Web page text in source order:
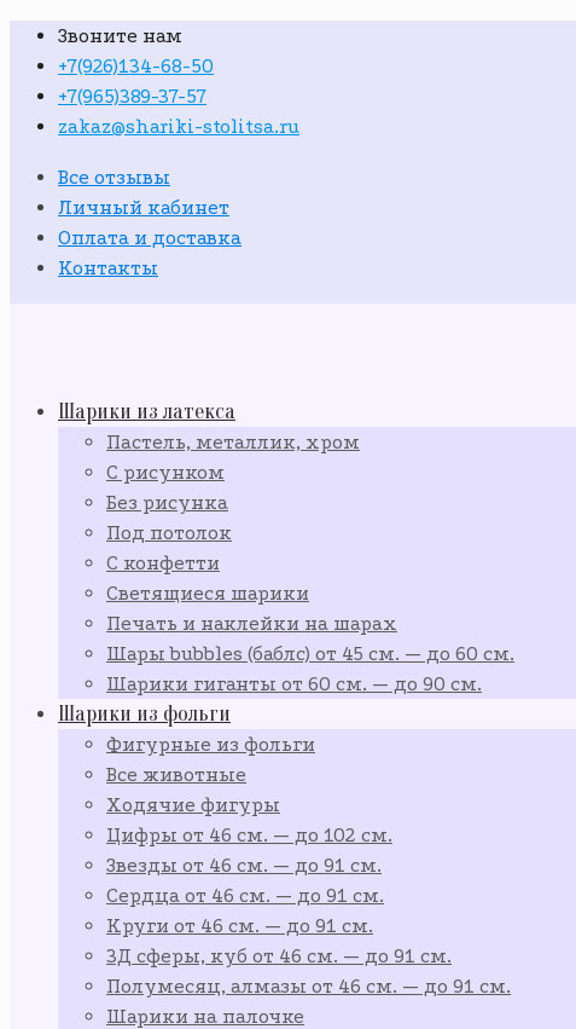
Звоните нам
+7(926)134-68-50
+7(965)389-37-57
zakaz@shariki-stolitsa.ru
Все отзывы
Личный кабинет
Оплата и доставка
Контакты
Шарики из латекса
Пастель, металлик, хром
С рисунком
Без рисунка
Под потолок
С конфетти
Светящиеся шарики
Печать и наклейки на шарах
Шары bubbles (баблс) от 45 см. — до 60 см.
Шарики гиганты от 60 см. — до 90 см.
Шарики из фольги
Фигурные из фольги
Все животные
Ходячие фигуры
Цифры от 46 см. — до 102 см.
Звезды от 46 см. — до 91 см.
Сердца от 46 см. — до 91 см.
Круги от 46 см. — до 91 см.
3Д сферы, куб от 46 см. — до 91 см.
Полумесяц, алмазы от 46 см. — до 91 см.
Шарики на палочке